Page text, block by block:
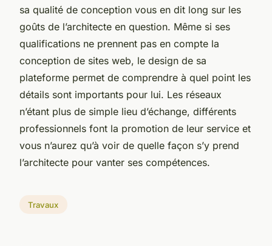
sa qualité de conception vous en dit long sur les
goûts de l’architecte en question. Même si ses
qualifications ne prennent pas en compte la
conception de sites web, le design de sa
plateforme permet de comprendre à quel point les
détails sont importants pour lui. Les réseaux
n’étant plus de simple lieu d’échange, différents
professionnels font la promotion de leur service et
vous n’aurez qu’à voir de quelle façon s’y prend
l’architecte pour vanter ses compétences.
Travaux